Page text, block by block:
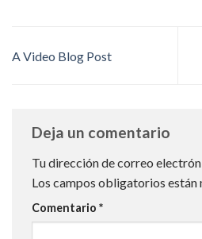
A Video Blog Post
Deja un comentario
Tu dirección de correo
Los campos obligatorios están
Comentario *